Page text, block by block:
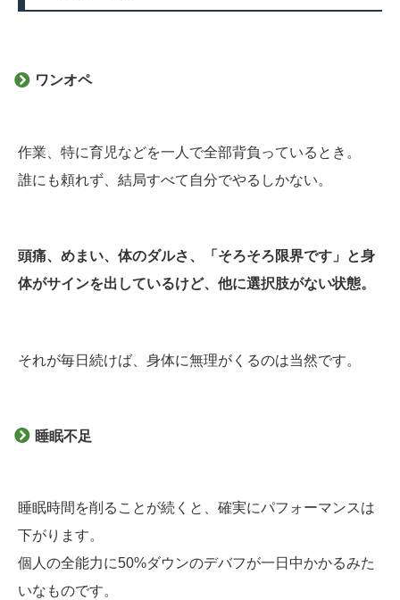
ワンオペ
作業、特に育児などを一人で全部背負っているとき。
誰にも頼れず、結局すべて自分でやるしかない。
頭痛、めまい、体のダルさ、「そろそろ限界です」と身
体がサインを出しているけど、他に選択肢がない状態。
それが毎日続けば、身体に無理がくるのは当然です。
睡眠不足
睡眠時間を削ることが続くと、確実にパフォーマンスは
下がります。
個人の全能力に50%ダウンのデバフが一日中かかるみた
いなものです。